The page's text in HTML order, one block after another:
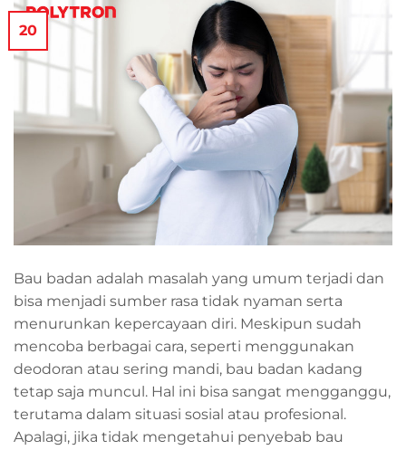
20
Bau badan adalah masalah yang umum terjadi dan
bisa menjadi sumber rasa tidak nyaman serta
menurunkan kepercayaan diri. Meskipun sudah
mencoba berbagai cara, seperti menggunakan
deodoran atau sering mandi, bau badan kadang
tetap saja muncul. Hal ini bisa sangat mengganggu,
terutama dalam situasi sosial atau profesional.
Apalagi, jika tidak mengetahui penyebab bau